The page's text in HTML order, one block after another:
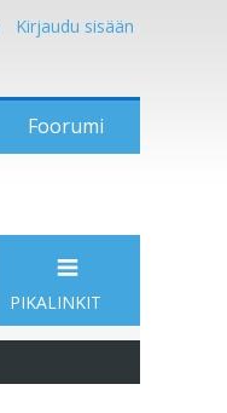
Kirjaudu sisään
Foorumi
PIKALINKIT